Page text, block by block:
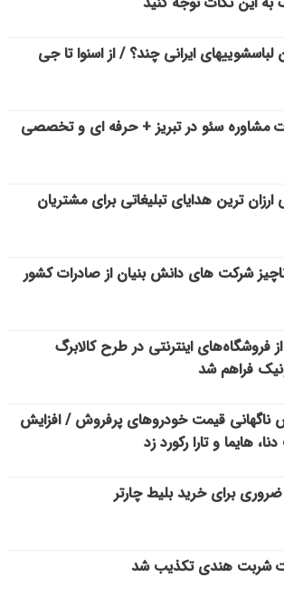
ماشین لباسشویی‎های ایرانی چند؟ / از اسنوا تا جی
مشاوره سئو در تبریز + حرفه ای و تخصصی
ترین هدایای تبلیغاتی برای مشتریان
شرکت های دانش بنیان از صادرات کشور
فروشگاه‌های اینترنتی در طرح کالابرگ
فراهم شد
ناگهانی قیمت خودروهای پرفروش / افزایش
هایما و تارا رکورد زد
برای خرید بلیط چارتر
شربت هندی تکذیب شد